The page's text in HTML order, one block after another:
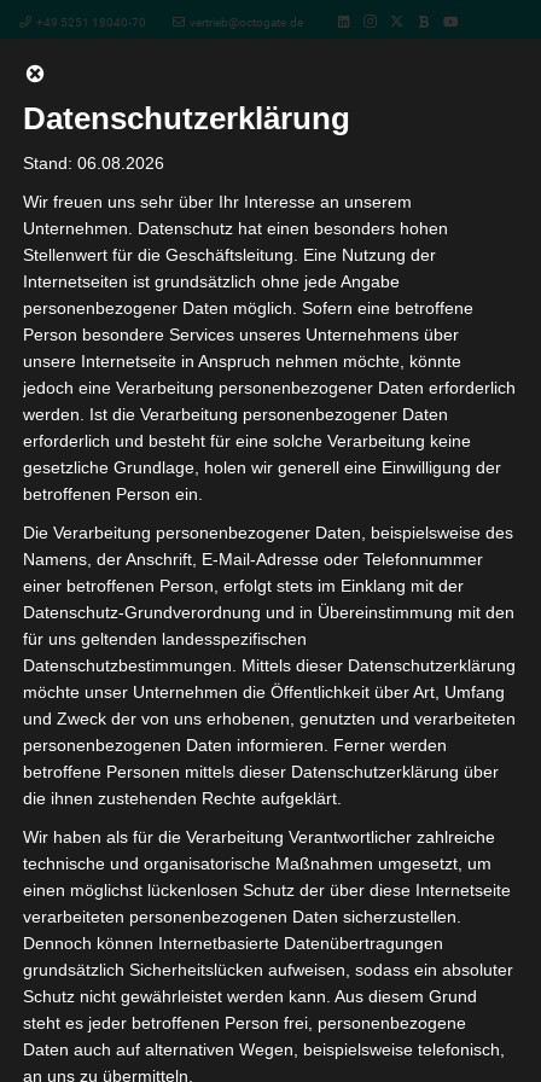
+49 5251 18040-70 vertrieb@octogate.de
Webinar: Der DigitalPakt ist da!
Aber WLAN ist nicht gleich
WLAN…
« Alle Veranstaltungen
Diese Veranstaltung hat bereits stattgefunden.
Webinar: Der DigitalPakt ist da! Aber
WLAN ist nicht gleich WLAN…
26. Mai 2020 10:00-11:00
Hiermit laden wir Sie herzlich zu unserem einstündigen
Webinar zum Thema „Der DigitalPakt ist da! Aber WLAN
ist nicht gleich WLAN…“ ein. Unser Referent ist Herr Frank
Menne, Geschäftsführer der OctoGate IT Security
Systems GmbH.
Im Folgenden die Themen für das Webinar:
Was ist der DigitalPakt und welche
Voraussetzungen gibt es?
Sicheres WLAN mit integriertem Jugendschutz?
BYOD – Einbindung mobiler Endgeräte in den
Unterricht?
Der Vortrag dauert 30 Minuten. Anschließend haben Sie
ausreichend Zeit um Fragen zu stellen oder sich an
Datenschutzerklärung
Stand: 06.08.2026
Wir freuen uns sehr über Ihr Interesse an unserem
Unternehmen. Datenschutz hat einen besonders hohen
Stellenwert für die Geschäftsleitung. Eine Nutzung der
Internetseiten ist grundsätzlich ohne jede Angabe
personenbezogener Daten möglich. Sofern eine betroffene
Person besondere Services unseres Unternehmens über
unsere Internetseite in Anspruch nehmen möchte, könnte
jedoch eine Verarbeitung personenbezogener Daten erforderlich
werden. Ist die Verarbeitung personenbezogener Daten
erforderlich und besteht für eine solche Verarbeitung keine
gesetzliche Grundlage, holen wir generell eine Einwilligung der
betroffenen Person ein.
Die Verarbeitung personenbezogener Daten, beispielsweise des
Namens, der Anschrift, E-Mail-Adresse oder Telefonnummer
einer betroffenen Person, erfolgt stets im Einklang mit der
Datenschutz-Grundverordnung und in Übereinstimmung mit den
für uns geltenden landesspezifischen
Datenschutzbestimmungen. Mittels dieser Datenschutzerklärung
möchte unser Unternehmen die Öffentlichkeit über Art, Umfang
und Zweck der von uns erhobenen, genutzten und verarbeiteten
personenbezogenen Daten informieren. Ferner werden
betroffene Personen mittels dieser Datenschutzerklärung über
die ihnen zustehenden Rechte aufgeklärt.
Wir haben als für die Verarbeitung Verantwortlicher zahlreiche
technische und organisatorische Maßnahmen umgesetzt, um
einen möglichst lückenlosen Schutz der über diese Internetseite
verarbeiteten personenbezogenen Daten sicherzustellen.
Dennoch können Internetbasierte Datenübertragungen
grundsätzlich Sicherheitslücken aufweisen, sodass ein absoluter
Schutz nicht gewährleistet werden kann. Aus diesem Grund
steht es jeder betroffenen Person frei, personenbezogene
Daten auch auf alternativen Wegen, beispielsweise telefonisch,
an uns zu übermitteln.